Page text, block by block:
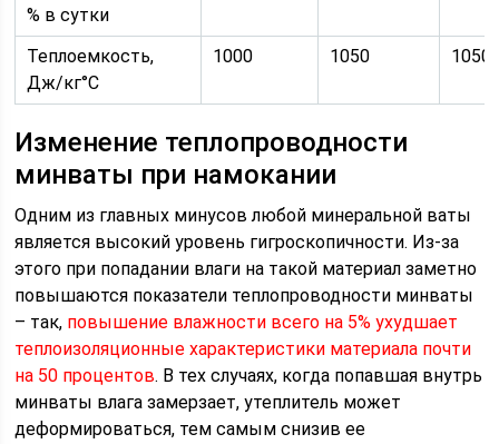
% в сутки
Теплоемкость,
Дж/кг°C
1000 1050 1050
Изменение теплопроводности
минваты при намокании
Одним из главных минусов любой минеральной ваты
является высокий уровень гигроскопичности. Из-за
этого при попадании влаги на такой материал заметно
повышаются показатели теплопроводности минваты
– так, повышение влажности всего на 5% ухудшает
теплоизоляционные характеристики материала почти
на 50 процентов. В тех случаях, когда попавшая внутрь
минваты влага замерзает, утеплитель может
деформироваться, тем самым снизив ее